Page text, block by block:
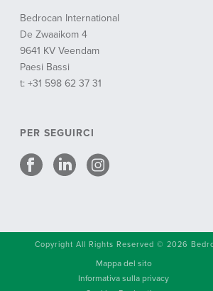
Bedrocan International
De Zwaaikom 4
9641 KV Veendam
Paesi Bassi
t: +31 598 62 37 31
PER SEGUIRCI
Copyright All Rights Reserved © 2026
Mappa del sito
Informativa sulla privacy